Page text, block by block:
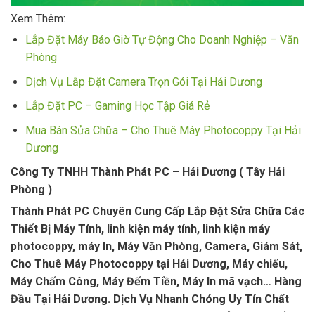
Xem Thêm:
Lắp Đặt Máy Báo Giờ Tự Động Cho Doanh Nghiệp – Văn
Phòng
Dịch Vụ Lắp Đặt Camera Trọn Gói Tại Hải Dương
Lắp Đặt PC – Gaming Học Tập Giá Rẻ
Mua Bán Sửa Chữa – Cho Thuê Máy Photocoppy Tại Hải
Dương
Công Ty TNHH Thành Phát PC – Hải Dương ( Tây Hải
Phòng )
Thành Phát PC Chuyên Cung Cấp Lắp Đặt Sửa Chữa Các
Thiết Bị Máy Tính, linh kiện máy tính, linh kiện máy
photocoppy, máy In, Máy Văn Phòng, Camera, Giám Sát,
Cho Thuê Máy Photocoppy tại Hải Dương, Máy chiếu,
Máy Chấm Công, Máy Đếm Tiền, Máy In mã vạch… Hàng
Đầu Tại Hải Dương. Dịch Vụ Nhanh Chóng Uy Tín Chất